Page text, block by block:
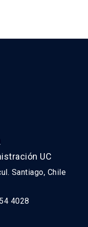
UC
Santiago, Chile
4028